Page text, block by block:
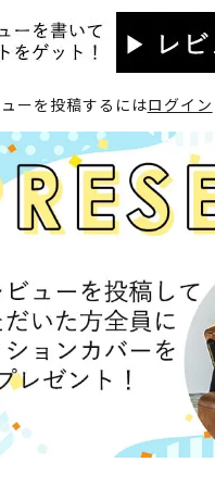
ーを投稿するにはログイン